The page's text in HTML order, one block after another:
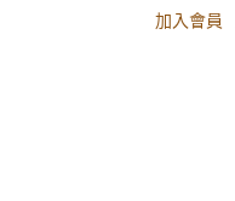
加入會員